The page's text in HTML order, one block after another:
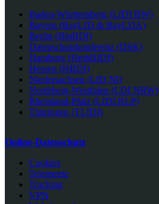
Baden-Württemberg (LfDI BW)
Bayern (BayLfD & BayLDA)
Berlin (BlnBDI)
Datenschutzkonferenz (DSK)
Hamburg (HmbBfDI)
Hessen (HBDI)
Niedersachsen (LfD NI)
Nordrhein-Westfalen (LDI NRW)
Rheinland-Pfalz (LfDI RLP)
Thüringen (TLfDI)
Online-Datenschutz
Cookies
Telemetrie
Tracking
VPN